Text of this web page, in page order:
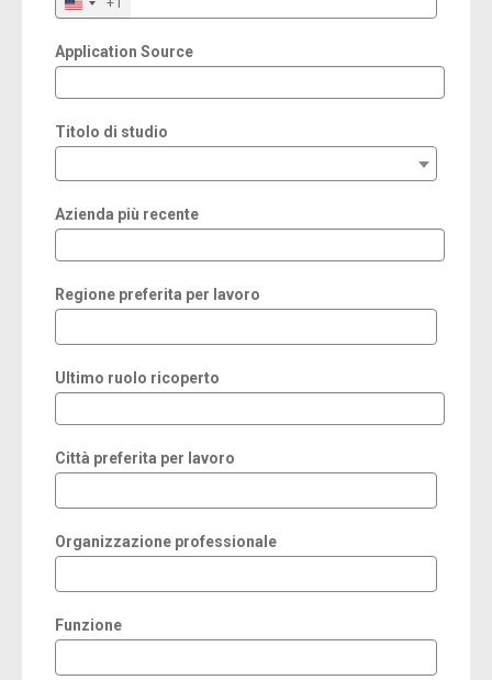
Application Source
Titolo di studio
Azienda più recente
Regione preferita per lavoro
Ultimo ruolo ricoperto
Città preferita per lavoro
Organizzazione professionale
Funzione